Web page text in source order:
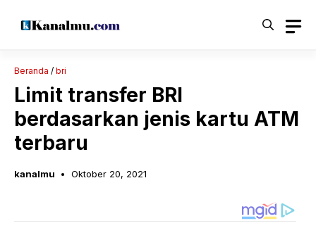
Beranda / bri
Limit transfer BRI
berdasarkan jenis kartu ATM
terbaru
kanalmu Oktober 20, 2021